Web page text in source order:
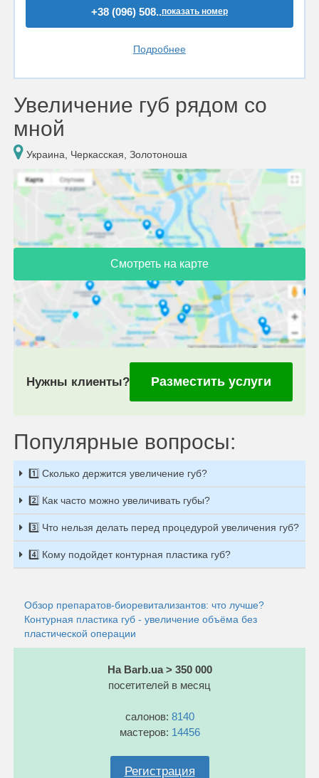
+38 (096) 508..показать номер
Подробнее
Увеличение губ рядом со
мной
Украина, Черкасская, Золотоноша
Смотреть на карте
Нужны клиенты? Разместить услуги
Популярные вопросы:
1️⃣ Сколько держится увеличение губ?
2️⃣ Как часто можно увеличивать губы?
3️⃣ Что нельзя делать перед процедурой увеличения губ?
4️⃣ Кому подойдет контурная пластика губ?
Обзор препаратов-биоревитализантов: что лучше?
Контурная пластика губ - увеличение объёма без
пластической операции
На Barb.ua > 350 000
посетителей в месяц
салонов: 8140
мастеров: 14456
Регистрация